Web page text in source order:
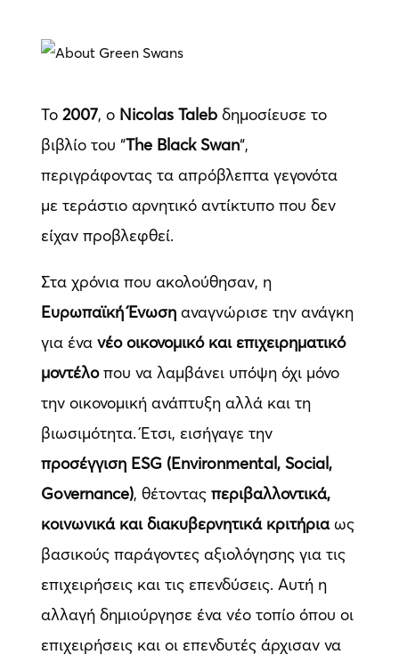
Το2007, ο Nicolas Taleb δημοσίευσε το
βιβλίο του “The Black Swan“,
περιγράφοντας τα απρόβλεπτα γεγονότα
με τεράστιο αρνητικό αντίκτυπο που δεν
είχαν προβλεφθεί.
Στα χρόνια που ακολούθησαν, η
Ευρωπαϊκή Ένωση αναγνώρισε την ανάγκη
για ένανέο οικονομικό και επιχειρηματικό
μοντέλοπου να λαμβάνει υπόψη όχι μόνο
την οικονομική ανάπτυξη αλλά και τη
βιωσιμότητα. Έτσι, εισήγαγε την
προσέγγιση ESG (Environmental, Social,
Governance), θέτονταςπεριβαλλοντικά,
κοινωνικά και διακυβερνητικά κριτήριαως
βασικούς παράγοντες αξιολόγησης για τις
επιχειρήσεις και τις επενδύσεις. Αυτή η
αλλαγή δημιούργησε ένα νέο τοπίο όπου οι
επιχειρήσεις και οι επενδυτές άρχισαν να